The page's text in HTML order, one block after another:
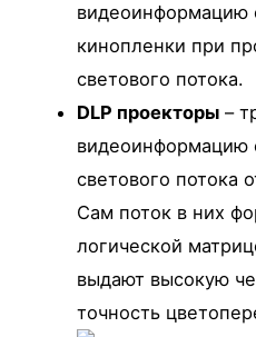
видеоинформацию
кинопленки при
светового потока.
DLP проекторы –
светового потока
Сам поток в них
логической
выдают высокую
точность